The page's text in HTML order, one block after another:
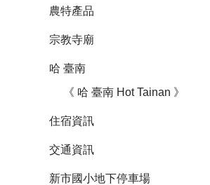
農特產品
宗教寺廟
哈 臺南
《 哈 臺南 Hot Tainan 》
住宿資訊
交通資訊
新市國小地下停車場